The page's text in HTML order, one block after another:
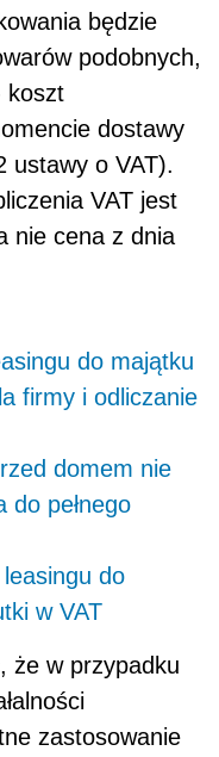
będzie
podobnych,
koszt
dostawy
ustawy o VAT).
VAT jest
nie cena z dnia
do majątku
firmy i odliczanie
domem nie
do pełnego
do
w VAT
że w przypadku
zastosowanie